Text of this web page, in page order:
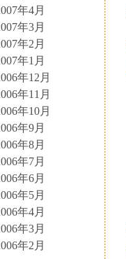
年4月
年3月
年2月
年1月
年12月
年11月
年10月
年9月
年8月
年7月
年6月
年5月
年4月
年3月
年2月